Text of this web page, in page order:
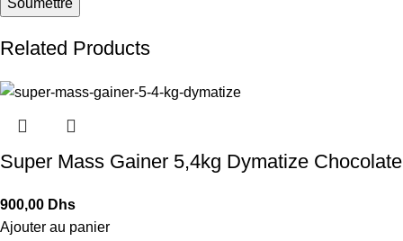
Related Products
Super Mass Gainer 5,4kg Dymatize Chocolate
Dhs
Ajouter au panier